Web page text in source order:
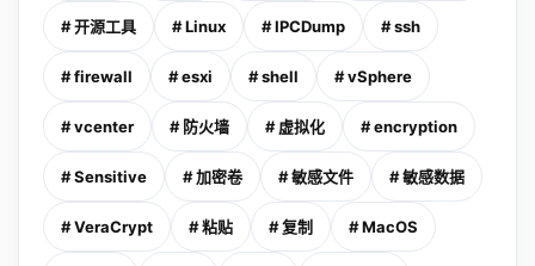
# 开源工具 # Linux # IPCDump # ssh
# firewall # esxi # shell # vSphere
# vcenter # 防火墙 # 虚拟化 # encryption
# Sensitive # 加密卷 # 敏感文件 # 敏感数据
# VeraCrypt # 粘贴 # 复制 # MacOS